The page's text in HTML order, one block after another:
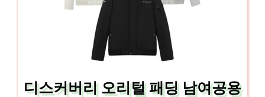
디스커버리 오리털 패딩 남여공용